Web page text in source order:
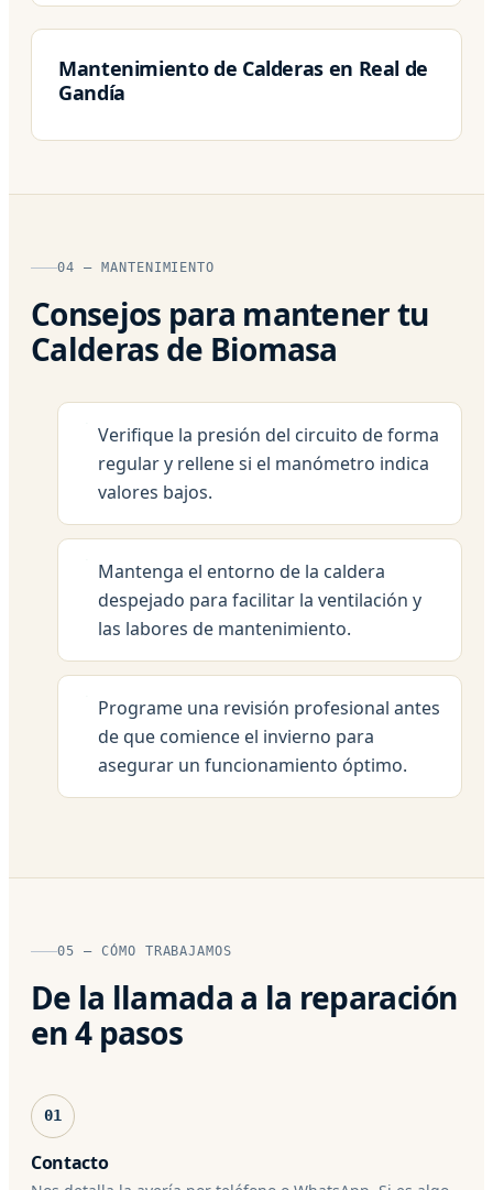
Mantenimiento de Calderas en Real de
Gandía
04 — MANTENIMIENTO
Consejos para mantener tu
Calderas de Biomasa
Verifique la presión del circuito de forma
regular y rellene si el manómetro indica
valores bajos.
Mantenga el entorno de la caldera
despejado para facilitar la ventilación y
las labores de mantenimiento.
Programe una revisión profesional antes
de que comience el invierno para
asegurar un funcionamiento óptimo.
05 — CÓMO TRABAJAMOS
De la llamada a la reparación
en 4 pasos
01
Contacto